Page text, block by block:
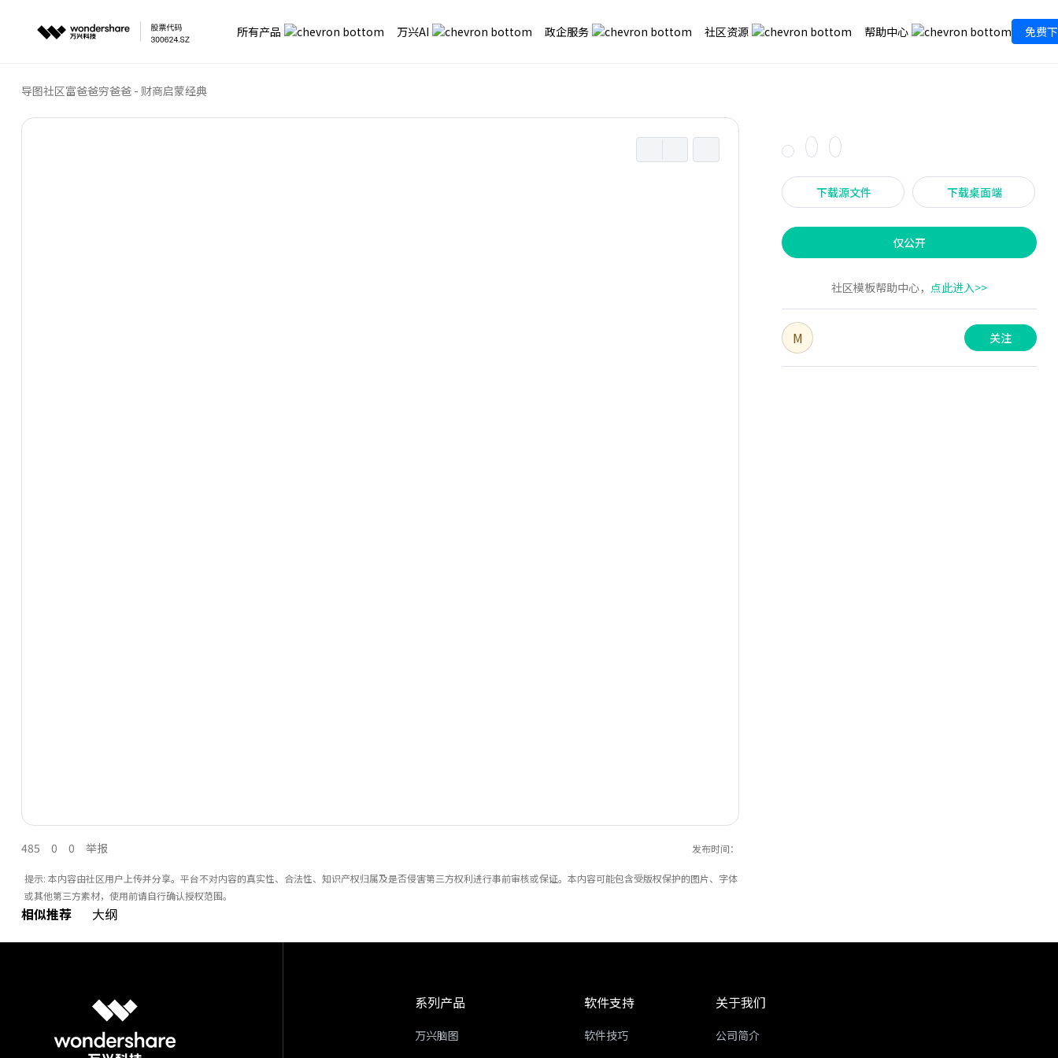
所有产品 万兴AI 政企服务 社区资源 帮助中心 免费
导图社区富爸爸穷爸爸 - 财商启蒙经典
485 0 0 举报 发布时间：
提示: 本内容由社区用户上传并分享。平台不对内容的真实性、合法性、知识产权归属及是否侵害第三方权利进行事前审核或保证。本内容可能包含受版权保护的图片、字体
或其他第三方素材，使用前请自行确认授权范围。
下载源文件 下载桌面端
仅公开
社区模板帮助中心， 点此进入>>
M 关注
相似推荐 大纲
系列产品
万兴脑图
软件支持
软件技巧
关于我们
公司简介